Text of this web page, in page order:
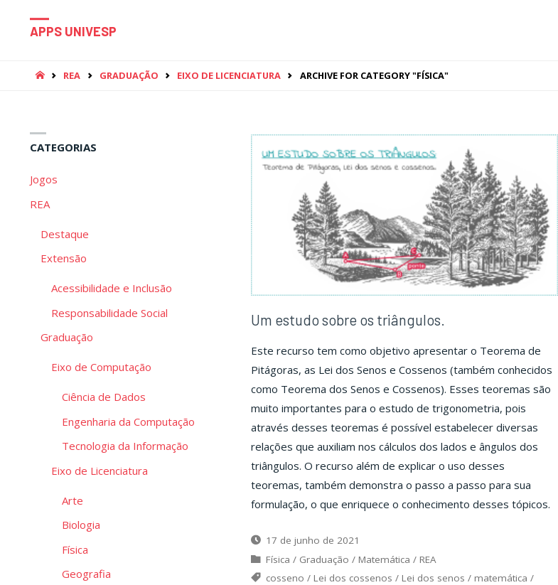
APPS UNIVESP
HOME
REA GRADUAÇÃO EIXO DE LICENCIATURA ARCHIVE FOR CATEGORY "FÍSICA"
Um estudo sobre os triângulos.
Este recurso tem como objetivo apresentar o Teorema de
Pitágoras, as Lei dos Senos e Cossenos (também conhecidos
como Teorema dos Senos e Cossenos). Esses teoremas são
muito importantes para o estudo de trigonometria, pois
através desses teoremas é possível estabelecer diversas
relações que auxiliam nos cálculos dos lados e ângulos dos
triângulos. O recurso além de explicar o uso desses
teoremas, também demonstra o passo a passo para sua
formulação, o que enriquece o conhecimento desses tópicos.
17 de junho de 2021
Física / Graduação / Matemática / REA
cosseno / Lei dos cossenos / Lei dos senos / matemática /
CATEGORIAS
Jogos
REA
Destaque
Extensão
Acessibilidade e Inclusão
Responsabilidade Social
Graduação
Eixo de Computação
Ciência de Dados
Engenharia da Computação
Tecnologia da Informação
Eixo de Licenciatura
Arte
Biologia
Física
Geografia